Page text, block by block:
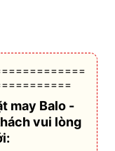
may Balo -
vui lòng